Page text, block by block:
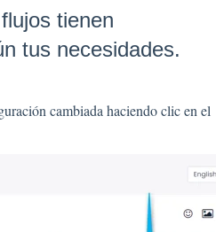
tienen
tus necesidades.
cambiada haciendo clic en el